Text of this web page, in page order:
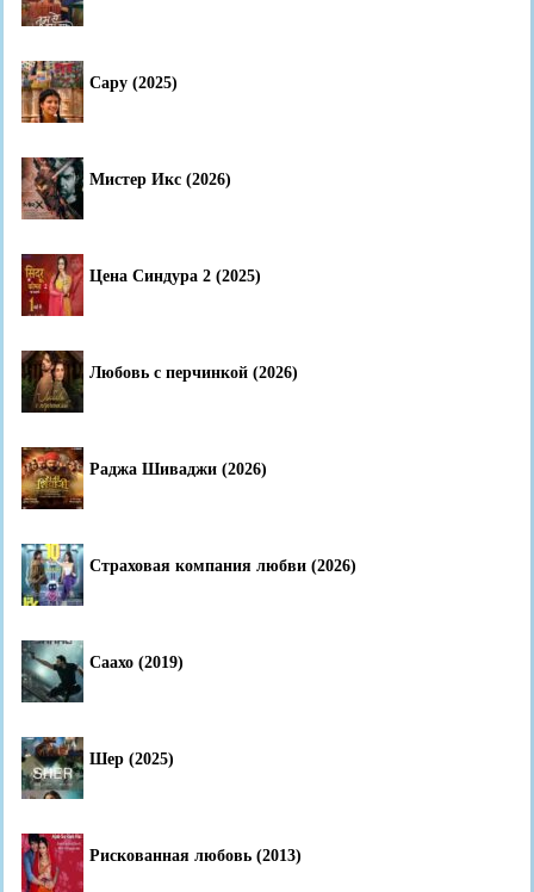
Сару (2025)
Мистер Икс (2026)
Цена Синдура 2 (2025)
Любовь с перчинкой (2026)
Раджа Шиваджи (2026)
Страховая компания любви (2026)
Саахо (2019)
Шер (2025)
Рискованная любовь (2013)